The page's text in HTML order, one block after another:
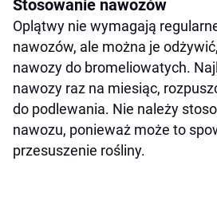
Stosowanie nawozów
Oplątwy nie wymagają
nawozów, ale można je
nawozy do bromeliowatych.
nawozy raz na miesiąc,
do podlewania. Nie należy
nawozu, ponieważ może to
przesuszenie rośliny.